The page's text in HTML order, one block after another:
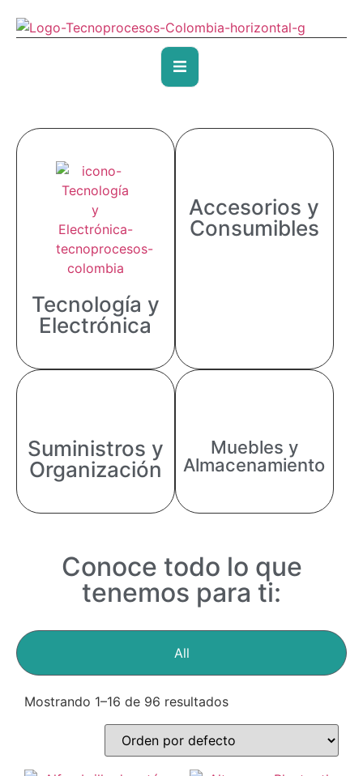
Tecnología y
Electrónica
Accesorios y
Consumibles
Suministros y
Organización
Muebles y
Almacenamiento
Conoce todo lo que
tenemos para ti:
All
Mostrando 1–16 de 96 resultados